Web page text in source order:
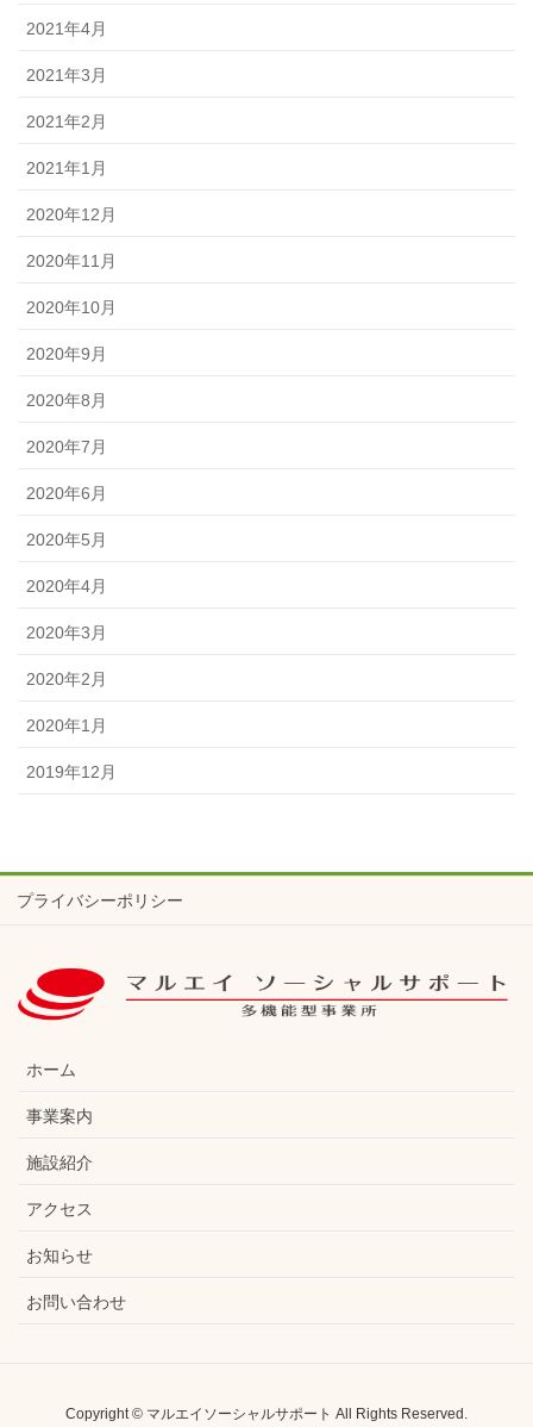
2021年4月
2021年3月
2021年2月
2021年1月
2020年12月
2020年11月
2020年10月
2020年9月
2020年8月
2020年7月
2020年6月
2020年5月
2020年4月
2020年3月
2020年2月
2020年1月
2019年12月
プライバシーポリシー
ホーム
事業案内
施設紹介
アクセス
お知らせ
お問い合わせ
Copyright © マルエイソーシャルサポート All Rights Reserved.